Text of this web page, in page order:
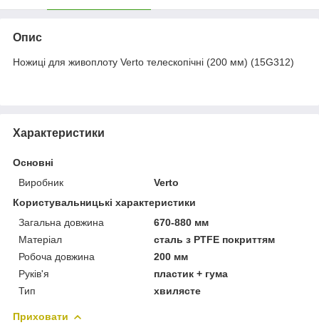
Опис
Ножиці для живоплоту Verto телескопічні (200 мм) (15G312)
Характеристики
Основні
Виробник
Verto
Користувальницькі характеристики
Загальна довжина
670-880 мм
Матеріал
сталь з PTFE покриттям
Робоча довжина
200 мм
Руків'я
пластик + гума
Тип
хвилясте
Приховати